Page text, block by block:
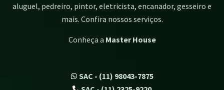
aluguel, pedreiro, pintor, eletricista, encanador, gesseiro e
mais. Confira nossos serviços.
Conheça a Master House
SAC - (11) 98043-7875